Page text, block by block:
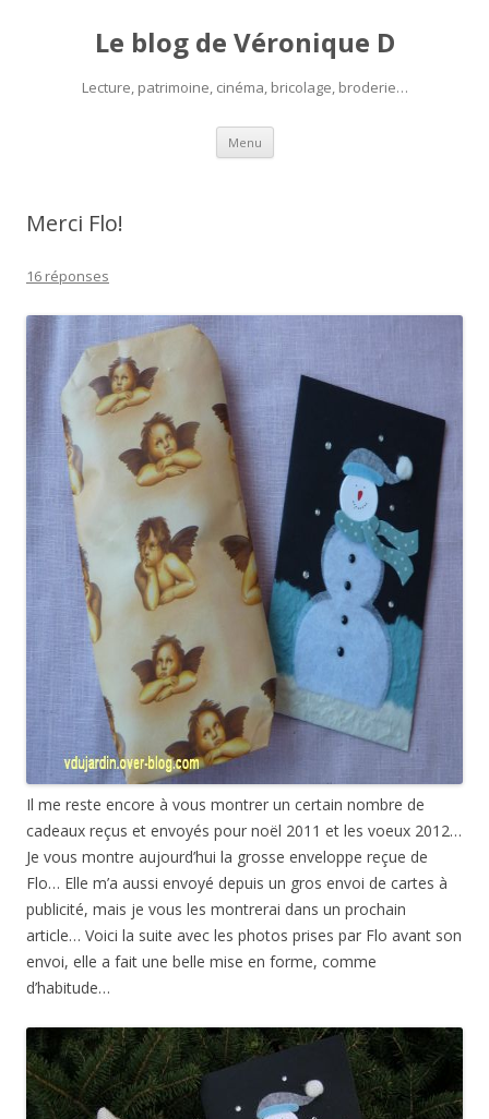
Le blog de Véronique D
Lecture, patrimoine, cinéma, bricolage, broderie…
Menu Aller
contenu
Merci Flo!
16 réponses
Il me reste encore à vous montrer un certain nombre de
cadeaux reçus et envoyés pour noël 2011 et les voeux 2012…
Je vous montre aujourd’hui la grosse enveloppe reçue de
Flo… Elle m’a aussi envoyé depuis un gros envoi de cartes à
publicité, mais je vous les montrerai dans un prochain
article… Voici la suite avec les photos prises par Flo avant son
envoi, elle a fait une belle mise en forme, comme
d’habitude…